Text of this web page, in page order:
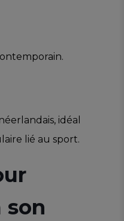
idéal
lié au sport.
son